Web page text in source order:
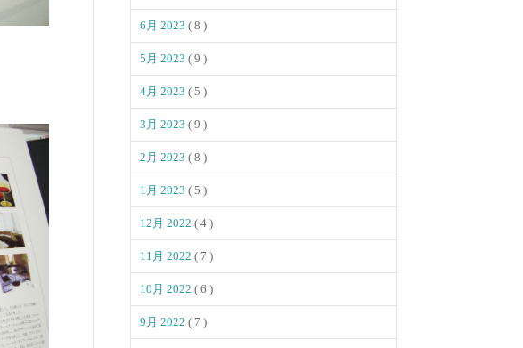
6月 2023 ( 8 )
5月 2023 ( 9 )
4月 2023 ( 5 )
3月 2023 ( 9 )
2月 2023 ( 8 )
1月 2023 ( 5 )
12月 2022 ( 4 )
11月 2022 ( 7 )
10月 2022 ( 6 )
9月 2022 ( 7 )